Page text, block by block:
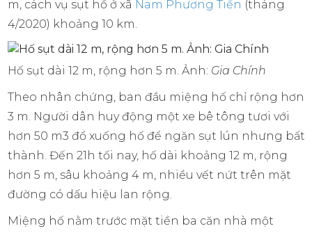
m, cách vụ sụt hố ở xã Nam Phương Tiến (tháng
4/2020) khoảng 10 km.
Hố sụt dài 12 m, rộng hơn 5 m. Ảnh: Gia Chính
Theo nhân chứng, ban đầu miệng hố chỉ rộng hơn
3 m. Người dân huy động một xe bê tông tươi với
hơn 50 m3 đổ xuống hố để ngăn sụt lún nhưng bất
thành. Đến 21h tối nay, hố dài khoảng 12 m, rộng
hơn 5 m, sâu khoảng 4 m, nhiều vết nứt trên mặt
đường có dấu hiệu lan rộng.
Miệng hố nằm trước mặt tiền ba căn nhà một